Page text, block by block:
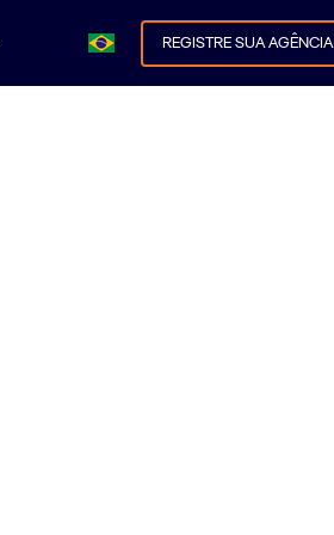
REGISTRE SUA AGÊNCIA